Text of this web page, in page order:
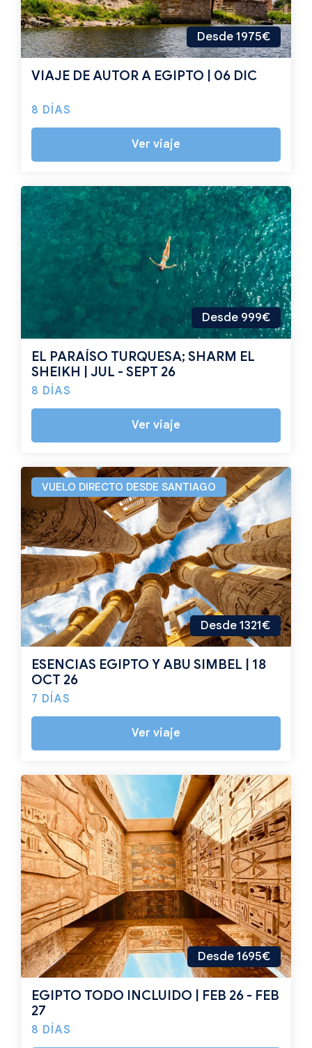
Desde 1975€
VIAJE DE AUTOR A EGIPTO | 06 DIC
8 DÍAS
Ver viaje
Desde 999€
EL PARAÍSO TURQUESA; SHARM EL
SHEIKH | JUL - SEPT 26
8 DÍAS
Ver viaje
Desde 1321€
VUELO DIRECTO DESDE SANTIAGO
ESENCIAS EGIPTO Y ABU SIMBEL | 18
OCT 26
7 DÍAS
Ver viaje
Desde 1695€
EGIPTO TODO INCLUIDO | FEB 26 - FEB
27
8 DÍAS